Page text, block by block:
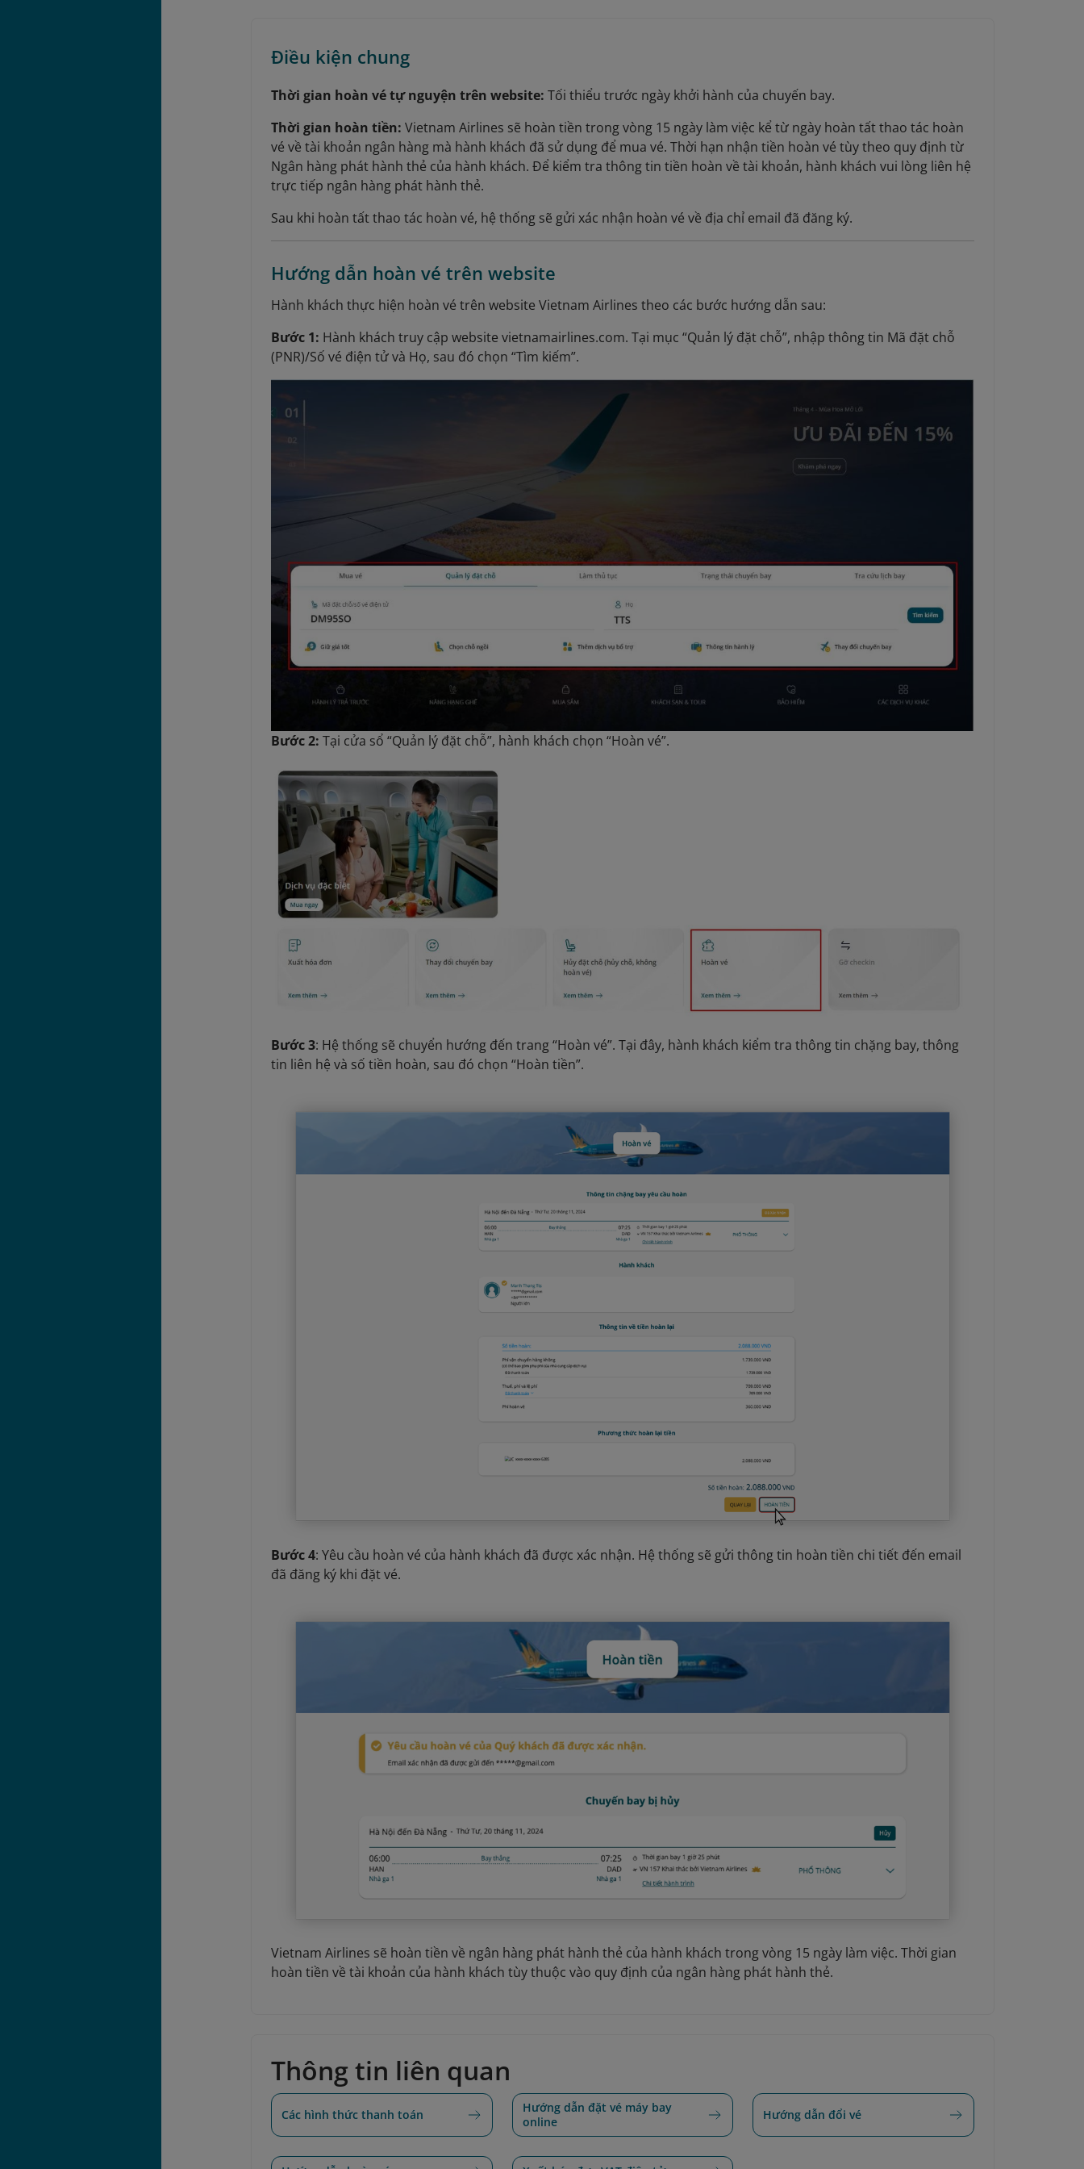
Điều kiện chung
Thời gian hoàn vé tự nguyện trên website: Tối thiểu trước ngày khởi hành của chuyến bay.
Thời gian hoàn tiền:Vietnam Airlines sẽ hoàn tiền trong vòng 15 ngày làm việc kể từ ngày hoàn tất thao tác hoàn
vé về tài khoản ngân hàng mà hành khách đã sử dụng để mua vé. Thời hạn nhận tiền hoàn vé tùy theo quy định từ
Ngân hàng phát hành thẻ của hành khách. Để kiểm tra thông tin tiền hoàn về tài khoản, hành khách vui lòng liên hệ
trực tiếp ngân hàng phát hành thẻ.
Sau khi hoàn tất thao tác hoàn vé, hệ thống sẽ gửi xác nhận hoàn vé về địa chỉ email đã đăng ký.
Hướng dẫn hoàn vé trên website
Hành khách thực hiện hoàn vé trên website Vietnam Airlines theo các bước hướng dẫn sau:
Bước 1: Hành khách truy cập website vietnamairlines.com. Tại mục “Quản lý đặt chỗ”, nhập thông tin Mã đặt chỗ
(PNR)/Số vé điện tử và Họ, sau đó chọn “Tìm kiếm”.
Bước 2:Tại cửa sổ “Quản lý đặt chỗ”, hành khách chọn “Hoàn vé”.
Bước 3: Hệ thống sẽ chuyển hướng đến trang “Hoàn vé”. Tại đây, hành khách kiểm tra thông tin chặng bay, thông
tin liên hệ và số tiền hoàn, sau đó chọn “Hoàn tiền”.
Bước 4: Yêu cầu hoàn vé của hành khách đã được xác nhận. Hệ thống sẽ gửi thông tin hoàn tiền chi tiết đến email
đã đăng ký khi đặt vé.
Vietnam Airlines sẽ hoàn tiền về ngân hàng phát hành thẻ của hành khách trong vòng 15 ngày làm việc. Thời gian
hoàn tiền về tài khoản của hành khách tùy thuộc vào quy định của ngân hàng phát hành thẻ.
Thông tin liên quan
Các hình thức thanh toán
Hướng dẫn đặt vé máy bay
online
Hướng dẫn đổi vé